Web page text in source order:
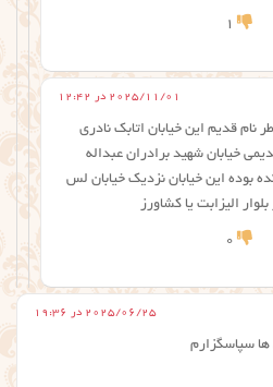
1
2025/11/01 در 12:42
نام قدیم این خیابان اتابک نادری
خیابان شهید برادران عبداله
بوده این خیابان نزدیک خیابان لس
الیزابت یا کشاورز
0
2025/06/25 در 19:36
ها سپاسگزارم